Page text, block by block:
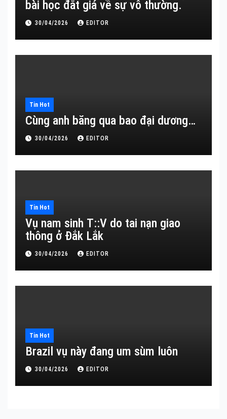
bài học đắt giá về sự vô thường.
30/04/2026 EDITOR
Tin Hot
Cùng anh băng qua bao đại dương…
30/04/2026 EDITOR
Tin Hot
Vụ nam sinh T::V do tai nạn giao
thông ở Đắk Lắk
30/04/2026 EDITOR
Tin Hot
Brazil vụ này đang um sùm luôn
30/04/2026 EDITOR